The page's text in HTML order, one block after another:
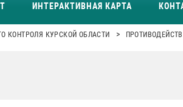
ИНТЕРАКТИВНАЯ КАРТА
КОНТРОЛЯ КУРСКОЙ ОБЛАСТИ >